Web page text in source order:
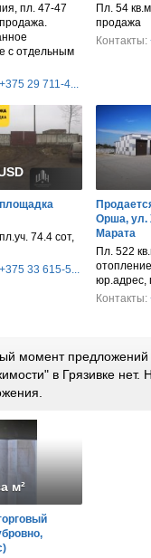
пл. 47-47
с отдельным
+375 29 711-4...
Пл. 54
продажа
Контакты:
74.4 сот,
+375 33 615-5...
Орша, ул.
Марата
Пл. 522
юр.адрес,
Контакты:
момент предложений
в Грязивке
м²